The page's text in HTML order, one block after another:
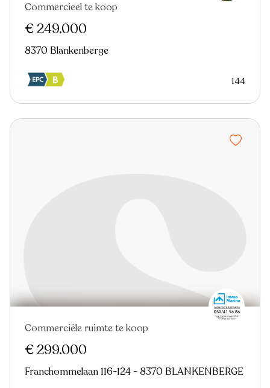
Commercieel te koop
€ 249.000
8370 Blankenberge
144
Commerciële ruimte te koop
€ 299.000
Franchommelaan 116-124 - 8370 BLANKENBERGE